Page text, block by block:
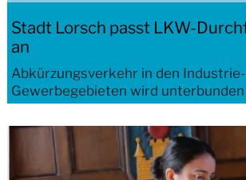
Stadt Lorsch passt LKW-
an
Abkürzungsverkehr in den
Gewerbegebieten wird unterbunden